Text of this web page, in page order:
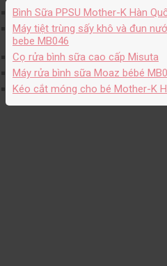
Bình Sữa PPSU Mother-K Hàn
Máy tiệt trùng sấy khô và đun
bebe MB046
Cọ rửa bình sữa cao cấp Misuta
Máy rửa bình sữa Moaz bébé
Kéo cắt móng cho bé Mother-K